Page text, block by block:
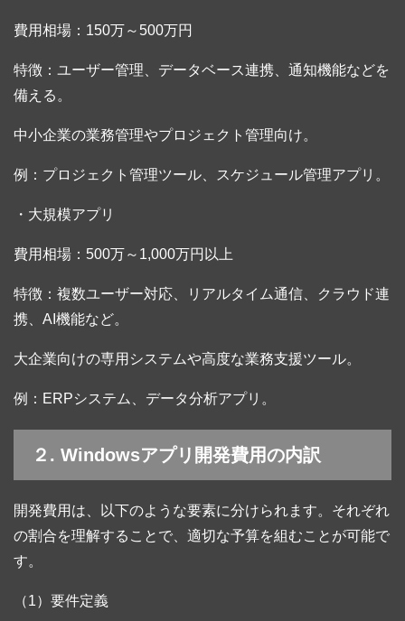
費用相場：150万～500万円
特徴：ユーザー管理、データベース連携、通知機能などを
備える。
中小企業の業務管理やプロジェクト管理向け。
例：プロジェクト管理ツール、スケジュール管理アプリ。
・大規模アプリ
費用相場：500万～1,000万円以上
特徴：複数ユーザー対応、リアルタイム通信、クラウド連
携、AI機能など。
大企業向けの専用システムや高度な業務支援ツール。
例：ERPシステム、データ分析アプリ。
２. Windowsアプリ開発費用の内訳
開発費用は、以下のような要素に分けられます。それぞれ
の割合を理解することで、適切な予算を組むことが可能で
す。
（1）要件定義